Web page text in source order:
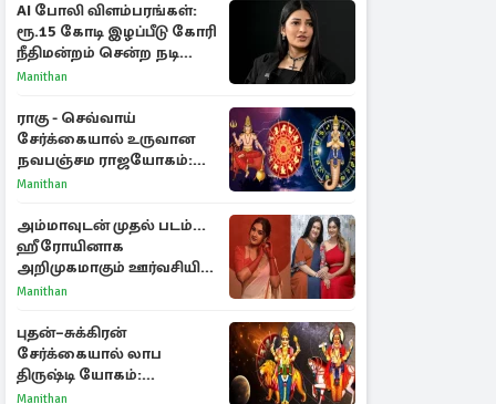
AI போலி விளம்பரங்கள்:
ரூ.15 கோடி இழப்பீடு கோரி
நீதிமன்றம் சென்ற நடிகை
ஸ்ருதி ஹாசன்!
Manithan
ராகு - செவ்வாய்
சேர்க்கையால் உருவான
நவபஞ்சம ராஜயோகம்:
அதிர்ஷ்டம் பெறும் 3
Manithan
அம்மாவுடன் முதல் படம்...
ஹீரோயினாக
அறிமுகமாகும் ஊர்வசியின்
மகள் தேஜலட்சுமி!
Manithan
புதன்–சுக்கிரன்
சேர்க்கையால் லாப
திருஷ்டி யோகம்:
அதிர்ஷ்டம் பெறும் டாப் 3
Manithan